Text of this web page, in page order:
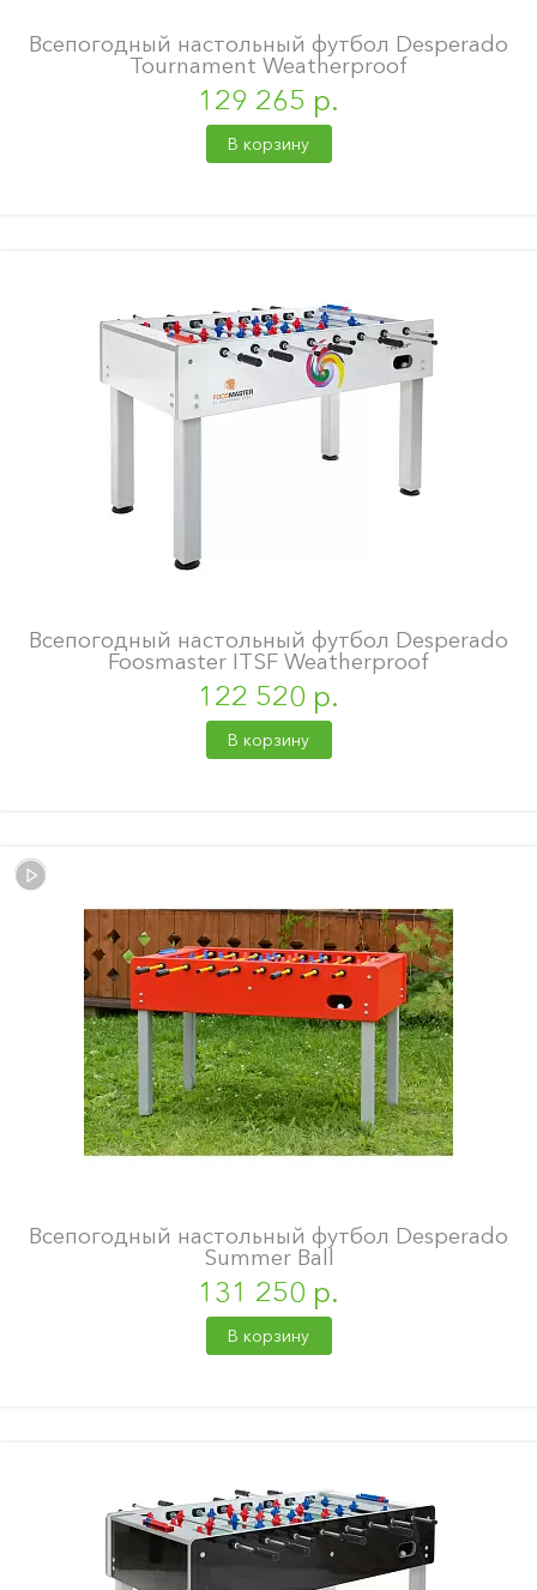
Всепогодный настольный футбол Desperado
Tournament Weatherproof
129 265 р.
В корзину
Всепогодный настольный футбол Desperado
Foosmaster ITSF Weatherproof
122 520 р.
В корзину
Всепогодный настольный футбол Desperado
Summer Ball
131 250 р.
В корзину